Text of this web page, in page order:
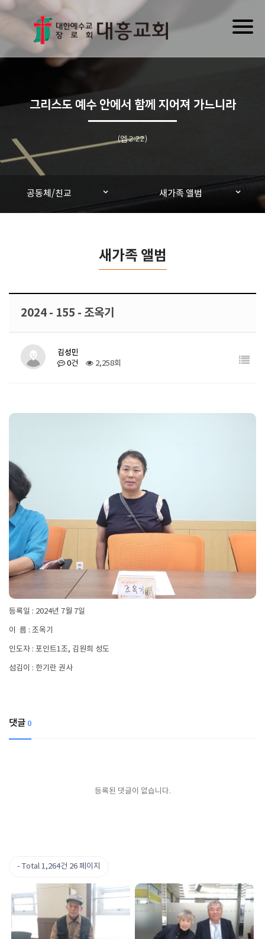
그리스도 예수 안에서 함께 지어져 가느니라
(엡 2:22)
공동체/친교 새가족 앨범
새가족 앨범
2024 - 155 - 조옥기
김성민
0건 2,258회
등록일 : 2024년 7월 7일
이 름 : 조옥기
인도자 : 포인트1조, 김원희 성도
섬김이 : 한기란 권사
댓글 0
등록된 댓글이 없습니다.
Total 1,264건 26 페이지